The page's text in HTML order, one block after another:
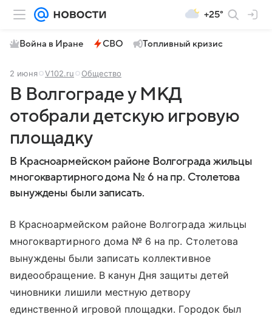
+25°
Война в Иране СВО Топливный кризис
2 июня V102.ru Общество
В Волгограде у МКД
отобрали детскую игровую
площадку
В Красноармейском районе Волгограда жильцы
многоквартирного дома № 6 на пр. Столетова
вынуждены были записать.
В Красноармейском районе Волгограда жильцы
многоквартирного дома № 6 на пр. Столетова
вынуждены были записать коллективное
видеообращение. В канун Дня защиты детей
чиновники лишили местную детвору
единственной игровой площадки. Городок был